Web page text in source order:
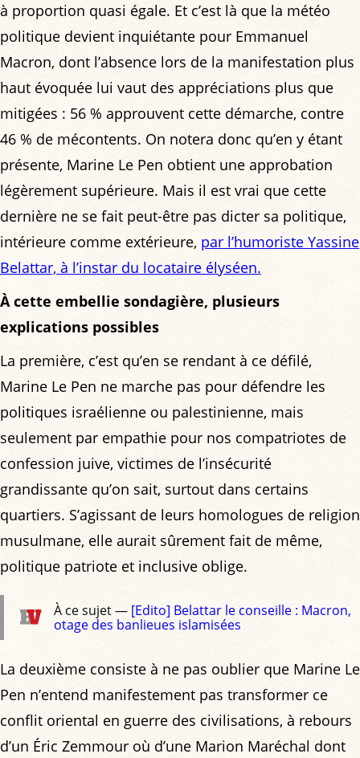
à proportion quasi égale. Et c’est là que la météo
politique devient inquiétante pour Emmanuel
Macron, dont l’absence lors de la manifestation plus
haut évoquée lui vaut des appréciations plus que
mitigées : 56 % approuvent cette démarche, contre
46 % de mécontents. On notera donc qu’en y étant
présente, Marine Le Pen obtient une approbation
légèrement supérieure. Mais il est vrai que cette
dernière ne se fait peut-être pas dicter sa politique,
intérieure comme extérieure, par l’humoriste Yassine
Belattar, à l’instar du locataire élyséen.
À cette embellie sondagière, plusieurs
explications possibles
La première, c’est qu’en se rendant à ce défilé,
Marine Le Pen ne marche pas pour défendre les
politiques israélienne ou palestinienne, mais
seulement par empathie pour nos compatriotes de
confession juive, victimes de l’insécurité
grandissante qu’on sait, surtout dans certains
quartiers. S’agissant de leurs homologues de religion
musulmane, elle aurait sûrement fait de même,
politique patriote et inclusive oblige.
À ce sujet — [Edito] Belattar le conseille : Macron,
otage des banlieues islamisées
La deuxième consiste à ne pas oublier que Marine Le
Pen n’entend manifestement pas transformer ce
conflit oriental en guerre des civilisations, à rebours
d’un Éric Zemmour où d’une Marion Maréchal dont